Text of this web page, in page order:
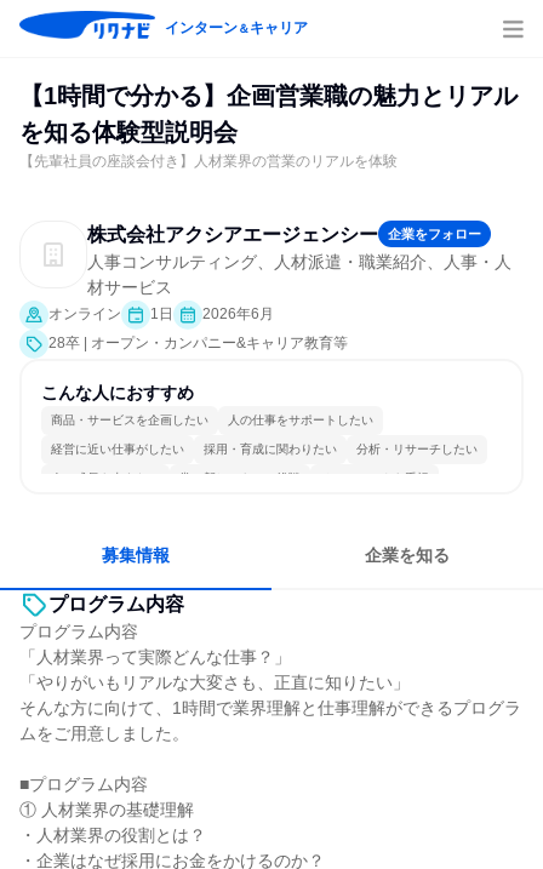
インターン＆キャリア
【1時間で分かる】企画営業職の魅力とリアル
を知る体験型説明会
【先輩社員の座談会付き】人材業界の営業のリアルを体験
株式会社アクシアエージェンシー 企業をフォロー
人事コンサルティング、人材派遣・職業紹介、人事・人
材サービス
オンライン 1日
2026年6月
28卒 | オープン・カンパニー&キャリア教育等
こんな人におすすめ
商品・サービスを企画したい 人の仕事をサポートしたい
経営に近い仕事がしたい 採用・育成に関わりたい 分析・リサーチしたい
人の成長を支えたい 常に新しいものに挑戦 チームワークを重視
募集情報 企業を知る
プログラム内容
プログラム内容
「人材業界って実際どんな仕事？」
「やりがいもリアルな大変さも、正直に知りたい」
そんな方に向けて、1時間で業界理解と仕事理解ができるプログラ
ムをご用意しました。
■プログラム内容
① 人材業界の基礎理解
・人材業界の役割とは？
・企業はなぜ採用にお金をかけるのか？